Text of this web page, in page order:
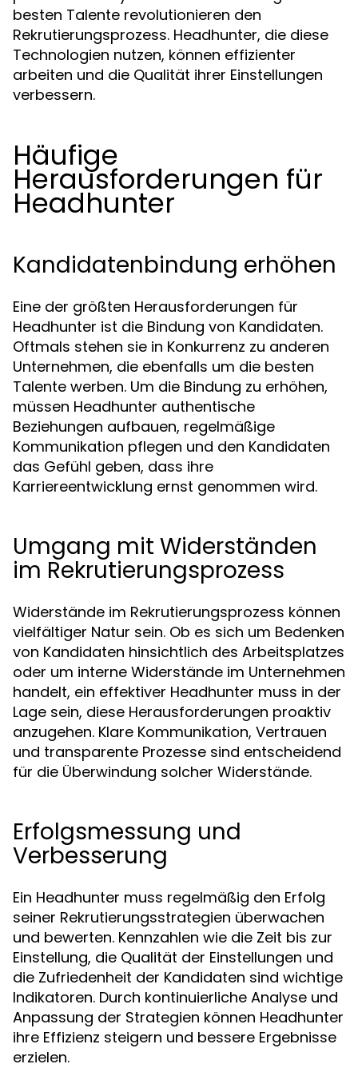
besten Talente revolutionieren den
Rekrutierungsprozess. Headhunter, die diese
Technologien nutzen, können effizienter
arbeiten und die Qualität ihrer Einstellungen
verbessern.
Häufige
Herausforderungen für
Headhunter
Kandidatenbindung erhöhen
Eine der größten Herausforderungen für
Headhunter ist die Bindung von Kandidaten.
Oftmals stehen sie in Konkurrenz zu anderen
Unternehmen, die ebenfalls um die besten
Talente werben. Um die Bindung zu erhöhen,
müssen Headhunter authentische
Beziehungen aufbauen, regelmäßige
Kommunikation pflegen und den Kandidaten
das Gefühl geben, dass ihre
Karriereentwicklung ernst genommen wird.
Umgang mit Widerständen
im Rekrutierungsprozess
Widerstände im Rekrutierungsprozess können
vielfältiger Natur sein. Ob es sich um Bedenken
von Kandidaten hinsichtlich des Arbeitsplatzes
oder um interne Widerstände im Unternehmen
handelt, ein effektiver Headhunter muss in der
Lage sein, diese Herausforderungen proaktiv
anzugehen. Klare Kommunikation, Vertrauen
und transparente Prozesse sind entscheidend
für die Überwindung solcher Widerstände.
Erfolgsmessung und
Verbesserung
Ein Headhunter muss regelmäßig den Erfolg
seiner Rekrutierungsstrategien überwachen
und bewerten. Kennzahlen wie die Zeit bis zur
Einstellung, die Qualität der Einstellungen und
die Zufriedenheit der Kandidaten sind wichtige
Indikatoren. Durch kontinuierliche Analyse und
Anpassung der Strategien können Headhunter
ihre Effizienz steigern und bessere Ergebnisse
erzielen.